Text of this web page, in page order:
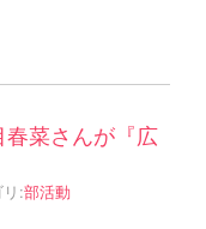
春菜さんが『広
:部活動